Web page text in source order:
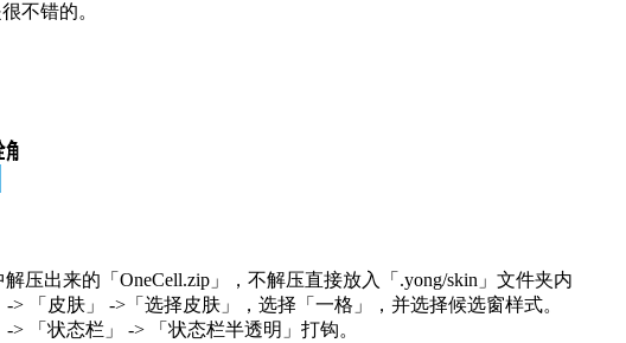
不错的。
压出来的「OneCell.zip」，不解压直接放入「.yong/skin」文件夹内
> 「皮肤」 ->「选择皮肤」，选择「一格」，并选择候选窗样式。
「状态栏」 -> 「状态栏半透明」打钩。